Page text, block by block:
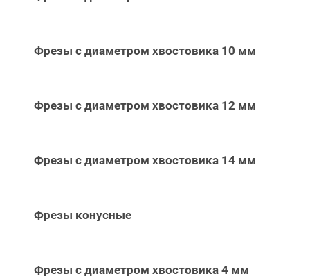
Фрезы с диаметром хвостовика 10 мм
Фрезы с диаметром хвостовика 12 мм
Фрезы с диаметром хвостовика 14 мм
Фрезы конусные
Фрезы с диаметром хвостовика 4 мм